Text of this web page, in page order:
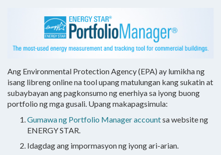
Ang Environmental Protection Agency (EPA) ay lumikha ng
isang libreng online na tool upang matulungan kang sukatin at
subaybayan ang pagkonsumo ng enerhiya sa iyong buong
portfolio ng mga gusali. Upang makapagsimula:
Gumawa ng Portfolio Manager accountsa website ng
ENERGY STAR.
Idagdag ang impormasyon ng iyong ari-arian.